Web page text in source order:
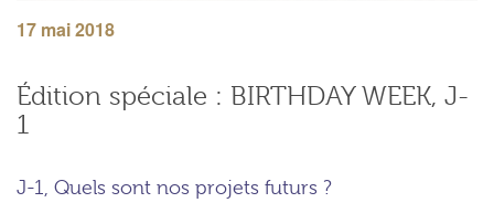
17 mai 2018
Édition spéciale : BIRTHDAY WEEK, J-
1
J-1, Quels sont nos projets futurs ?